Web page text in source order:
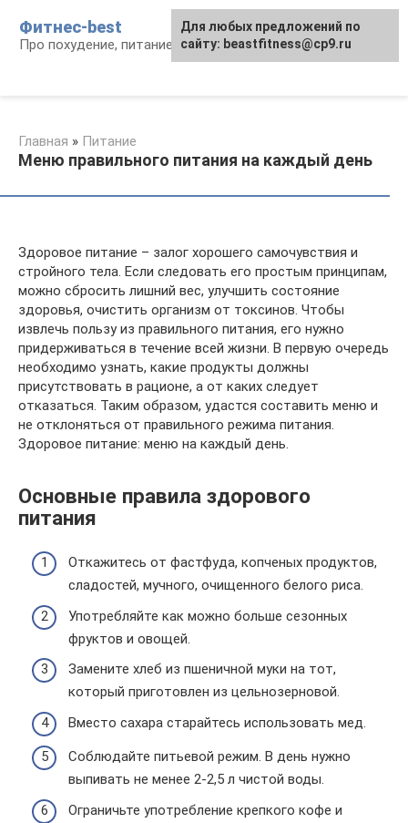
контенту
Фитнес-best
Про похудение, питание и фитнес
Главная » Питание
Меню правильного питания на каждый день
Здоровое питание – залог хорошего самочувствия и
стройного тела. Если следовать его простым принципам,
можно сбросить лишний вес, улучшить состояние
здоровья, очистить организм от токсинов. Чтобы
извлечь пользу из правильного питания, его нужно
придерживаться в течение всей жизни. В первую очередь
необходимо узнать, какие продукты должны
присутствовать в рационе, а от каких следует
отказаться. Таким образом, удастся составить меню и
не отклоняться от правильного режима питания.
Здоровое питание: меню на каждый день.
Основные правила здорового
питания
Откажитесь от фастфуда, копченых продуктов,
сладостей, мучного, очищенного белого риса.
Употребляйте как можно больше сезонных
фруктов и овощей.
Замените хлеб из пшеничной муки на тот,
который приготовлен из цельнозерновой.
Вместо сахара старайтесь использовать мед.
Соблюдайте питьевой режим. В день нужно
выпивать не менее 2-2,5 л чистой воды.
Ограничьте употребление крепкого кофе и
Для любых предложений по
сайту: beastfitness@cp9.ru